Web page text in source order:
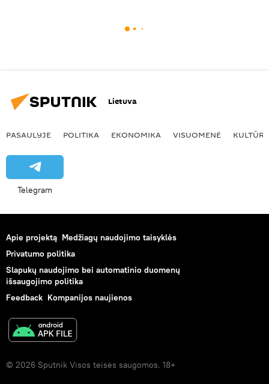
Lietuva
PASAULYJE POLITIKA EKONOMIKA VISUOMENĖ KULTŪRA
Telegram
Apie projektą Medžiagų naudojimo taisyklės
Privatumo politika
Slapukų naudojimo bei automatinio duomenų
išsaugojimo politika
Feedback Kompanijos naujienos
© 2026 Sputnik Visos teisės saugomos. 18+